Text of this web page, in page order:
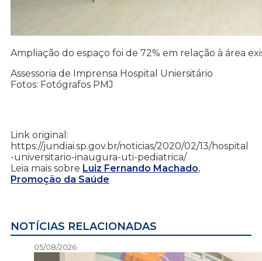
Ampliação do espaço foi de 72% em relação à área
Assessoria de Imprensa Hospital Uniersitário
Fotos: Fotógrafos PMJ
Link original:
https://jundiai.sp.gov.br/noticias/2020/02/13/hospital
-universitario-inaugura-uti-pediatrica/
Leia mais sobre Luiz Fernando Machado,
Promoção da Saúde
NOTÍCIAS RELACIONADAS
05/08/2026